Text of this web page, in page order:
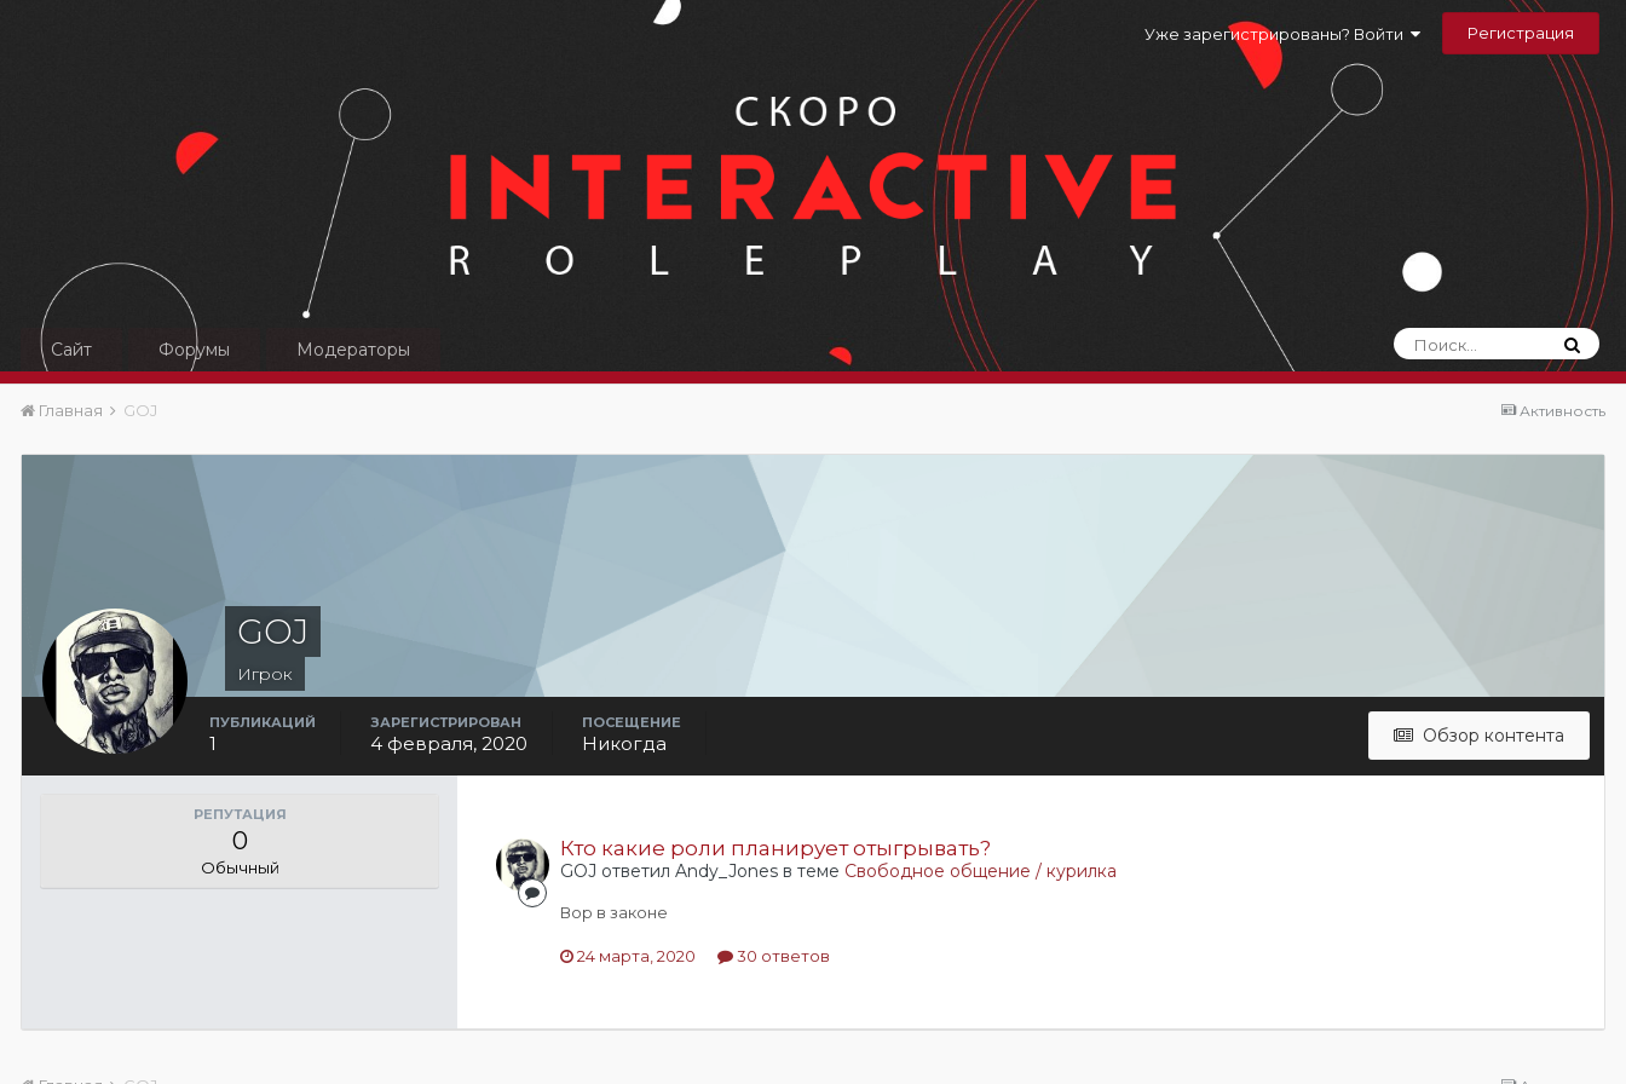
Уже зарегистрированы? Войти Регистрация
Сайт Форумы Модераторы
Активность
Главная GOJ
GOJ
Игрок
Обзор контента
ПУБЛИКАЦИЙ
1
ЗАРЕГИСТРИРОВАН
4 февраля, 2020
ПОСЕЩЕНИЕ
Никогда
РЕПУТАЦИЯ
0
Обычный
Кто какие роли планирует отыгрывать?
GOJ ответил Andy_Jones в теме Свободное общение / курилка
Вор в законе
24 марта, 2020 30 ответов